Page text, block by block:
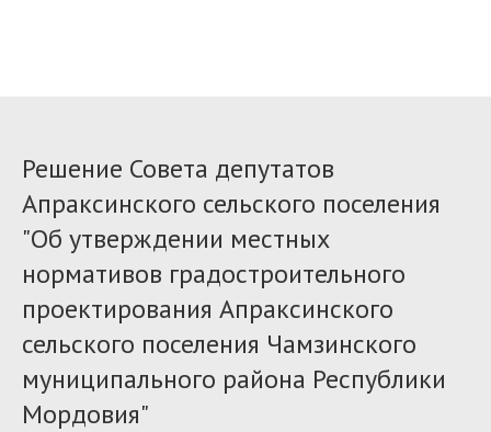
Решение Совета депутатов
Апраксинского сельского поселения
"Об утверждении местных
нормативов градостроительного
проектирования Апраксинского
сельского поселения Чамзинского
муниципального района Республики
Мордовия"